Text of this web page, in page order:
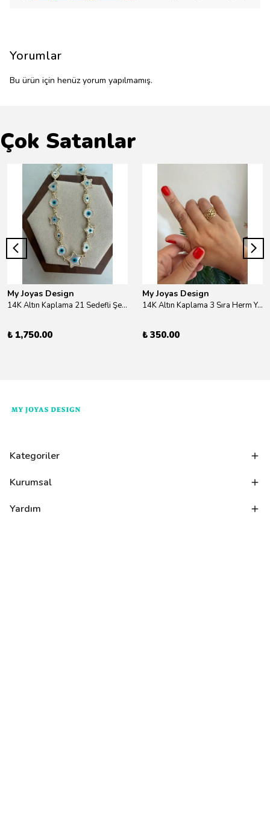
Yorumlar
Bu ürün için henüz yorum yapılmamış.
Çok Satanlar
My Joyas Design
14K Altın Kaplama 21 Sedefli Şekiller Kolye 46cm
₺ 1,750.00
My Joyas Design
14K Altın Kaplama 3 Sıra Herm Yüzük Gold
₺ 350.00
Kategoriler
Kurumsal
Yardım